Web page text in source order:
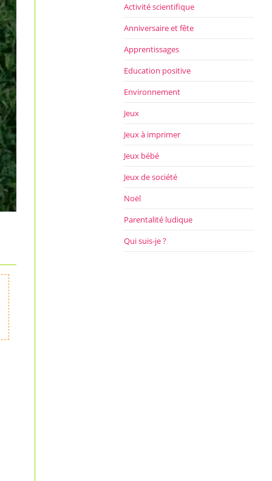
Activité scientifique
Anniversaire et fête
Apprentissages
Education positive
Environnement
Jeux
Jeux à imprimer
Jeux bébé
Jeux de société
Noël
Parentalité ludique
Qui suis-je ?